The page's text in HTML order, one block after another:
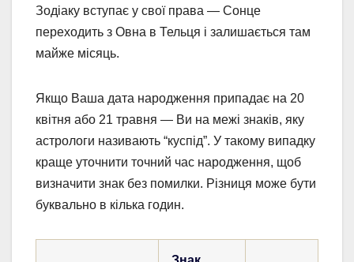
Зодіаку вступає у свої права — Сонце
переходить з Овна в Тельця і залишається там
майже місяць.
Якщо Ваша дата народження припадає на 20
квітня або 21 травня — Ви на межі знаків, яку
астрологи називають “куспід”. У такому випадку
краще уточнити точний час народження, щоб
визначити знак без помилки. Різниця може бути
буквально в кілька годин.